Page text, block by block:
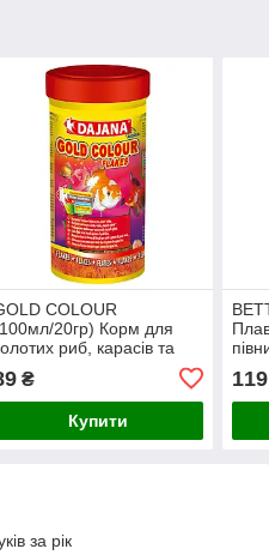
COLOUR
20гр) Корм для
риб, карасів та
декорат. риб у пластівцях
уп)
₴
Купити
119
за рік